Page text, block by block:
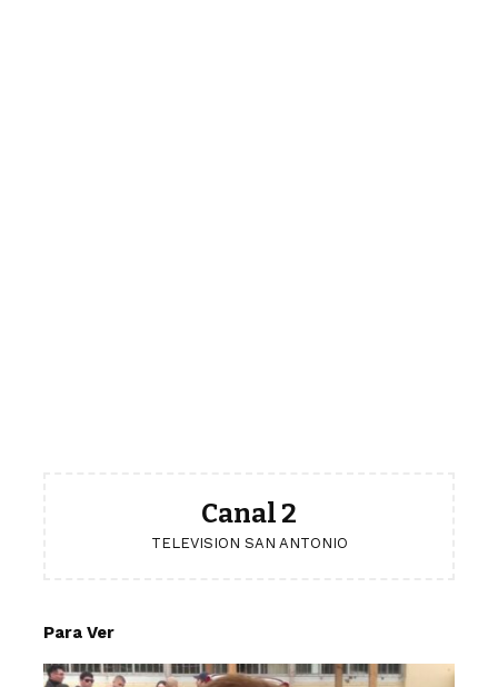
Canal 2
TELEVISION SAN ANTONIO
Para Ver